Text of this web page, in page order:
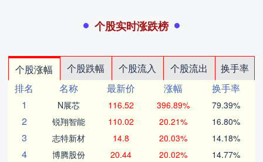
个股实时涨跌榜
个股涨幅 个股跌幅 个股流入 个股流出
换手率
排名
名称 最新价 涨幅
换手率
1
N展芯 116.52 396.89% 79.39%
2 锐翔智能 110.02 20.21% 16.80%
3 志特新材 14.8 20.03% 14.18%
4 博腾股份 20.44 20.02% 14.77%